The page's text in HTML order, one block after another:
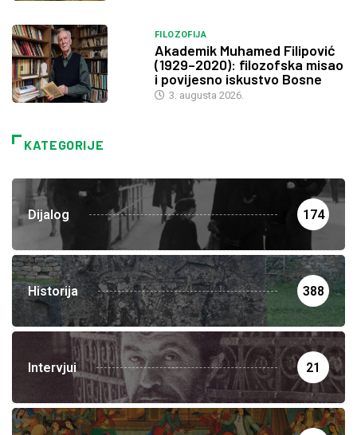
FILOZOFIJA
Akademik Muhamed Filipović
(1929–2020): filozofska misao
i povijesno iskustvo Bosne
3. augusta 2026.
KATEGORIJE
Dijalog 174
Historija 388
Intervjui 21